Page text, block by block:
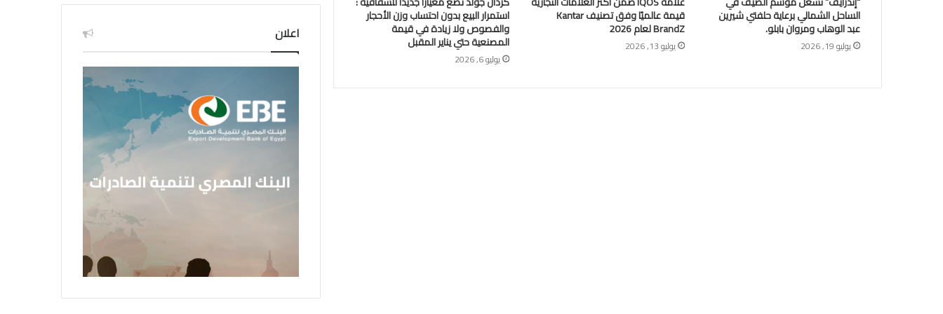
الساحل الشمالي برعاية حلفتي شيرين
عبد الوهاب ومروان بابلو.
يوليو 19, 2026
قيمة عالميًا وفق تصنيف Kantar
BrandZ لعام 2026
يوليو 13, 2026
استمرار البيع بدون احتساب وزن الأحجار
والفصوص ولا زيادة في قيمة
المصنعية حتي يناير المقبل
يوليو 6, 2026
اعلان